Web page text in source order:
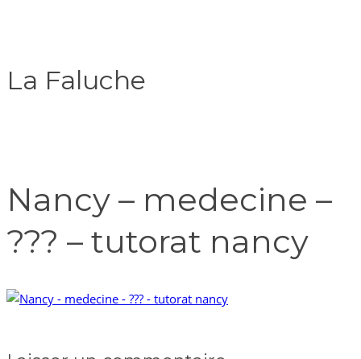
La Faluche
Nancy – medecine –
??? – tutorat nancy